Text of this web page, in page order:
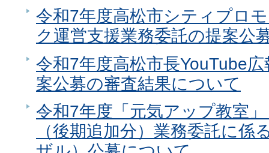
令和7年度高松市シティプロ
ク運営支援業務委託の提案公
令和7年度高松市長YouTube
案公募の審査結果について
令和7年度「元気アップ教室
（後期追加分）業務委託に係